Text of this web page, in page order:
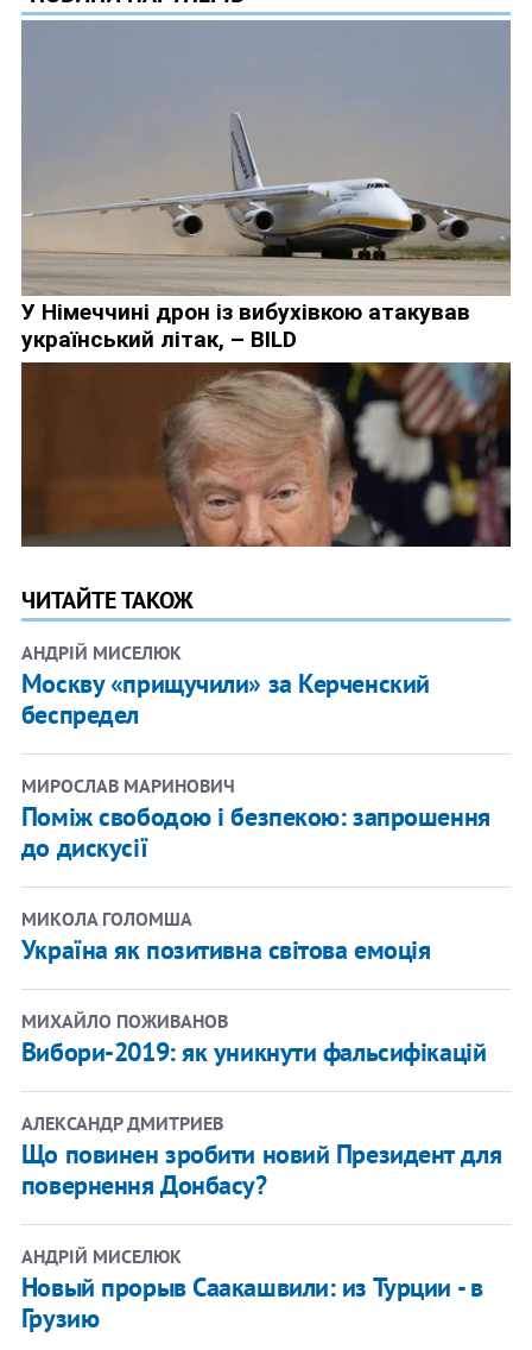
ЧИТАЙТЕ ТАКОЖ
АНДРІЙ МИСЕЛЮК
Москву «прищучили» за Керченский
беспредел
МИРОСЛАВ МАРИНОВИЧ
Поміж свободою і безпекою: запрошення
до дискусії
МИКОЛА ГОЛОМША
Україна як позитивна світова емоція
МИХАЙЛО ПОЖИВАНОВ
Вибори-2019: як уникнути фальсифікацій
АЛЕКСАНДР ДМИТРИЕВ
Що повинен зробити новий Президент для
повернення Донбасу?
АНДРІЙ МИСЕЛЮК
Новый прорыв Саакашвили: из Турции - в
Грузию